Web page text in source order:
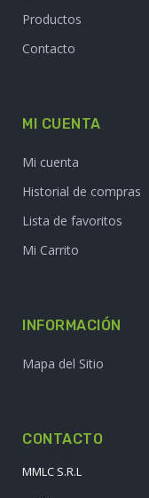
Productos
Contacto
MI CUENTA
Mi cuenta
Historial de compras
Lista de favoritos
Mi Carrito
INFORMACIÓN
Mapa del Sitio
CONTACTO
MMLC S.R.L